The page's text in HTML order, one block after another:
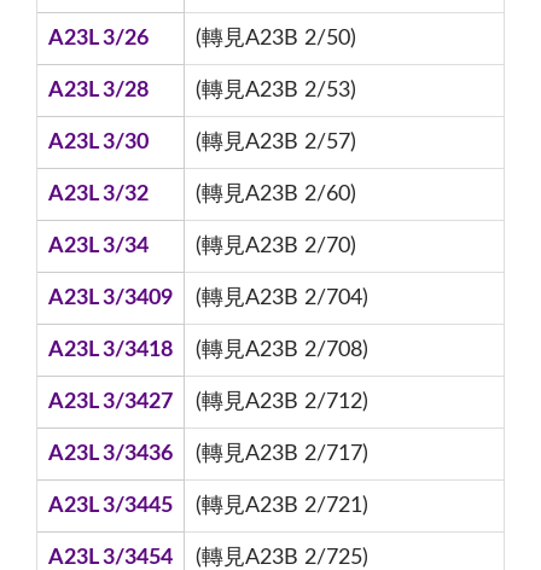
A23L 3/26 (轉見A23B 2/50)
A23L 3/28 (轉見A23B 2/53)
A23L 3/30 (轉見A23B 2/57)
A23L 3/32 (轉見A23B 2/60)
A23L 3/34 (轉見A23B 2/70)
A23L 3/3409 (轉見A23B 2/704)
A23L 3/3418 (轉見A23B 2/708)
A23L 3/3427 (轉見A23B 2/712)
A23L 3/3436 (轉見A23B 2/717)
A23L 3/3445 (轉見A23B 2/721)
A23L 3/3454 (轉見A23B 2/725)